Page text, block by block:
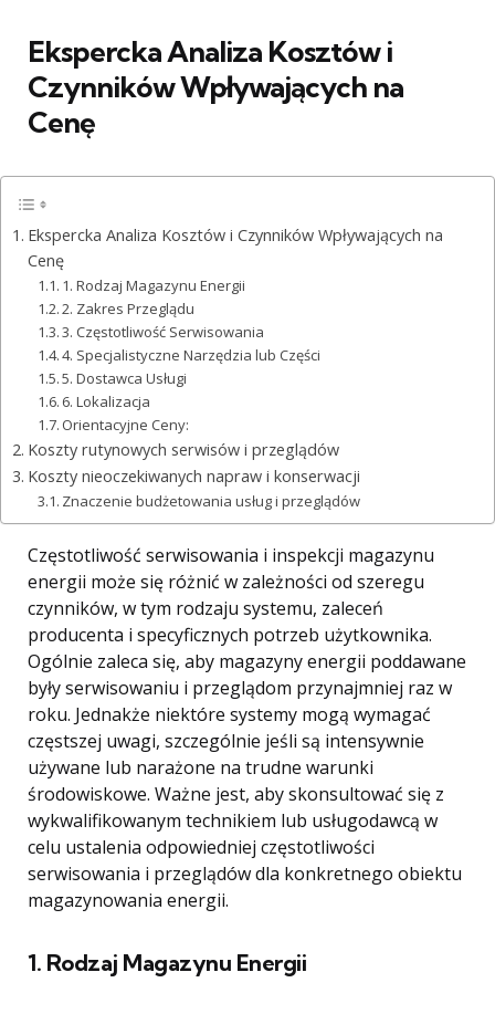
Ekspercka Analiza Kosztów i
Czynników Wpływających na
Cenę
Ekspercka Analiza Kosztów i Czynników Wpływających na
Cenę
1. Rodzaj Magazynu Energii
2. Zakres Przeglądu
3. Częstotliwość Serwisowania
4. Specjalistyczne Narzędzia lub Części
5. Dostawca Usługi
6. Lokalizacja
Orientacyjne Ceny:
Koszty rutynowych serwisów i przeglądów
Koszty nieoczekiwanych napraw i konserwacji
Znaczenie budżetowania usług i przeglądów
Częstotliwość serwisowania i inspekcji magazynu
energii może się różnić w zależności od szeregu
czynników, w tym rodzaju systemu, zaleceń
producenta i specyficznych potrzeb użytkownika.
Ogólnie zaleca się, aby magazyny energii poddawane
były serwisowaniu i przeglądom przynajmniej raz w
roku. Jednakże niektóre systemy mogą wymagać
częstszej uwagi, szczególnie jeśli są intensywnie
używane lub narażone na trudne warunki
środowiskowe. Ważne jest, aby skonsultować się z
wykwalifikowanym technikiem lub usługodawcą w
celu ustalenia odpowiedniej częstotliwości
serwisowania i przeglądów dla konkretnego obiektu
magazynowania energii.
1. Rodzaj Magazynu Energii